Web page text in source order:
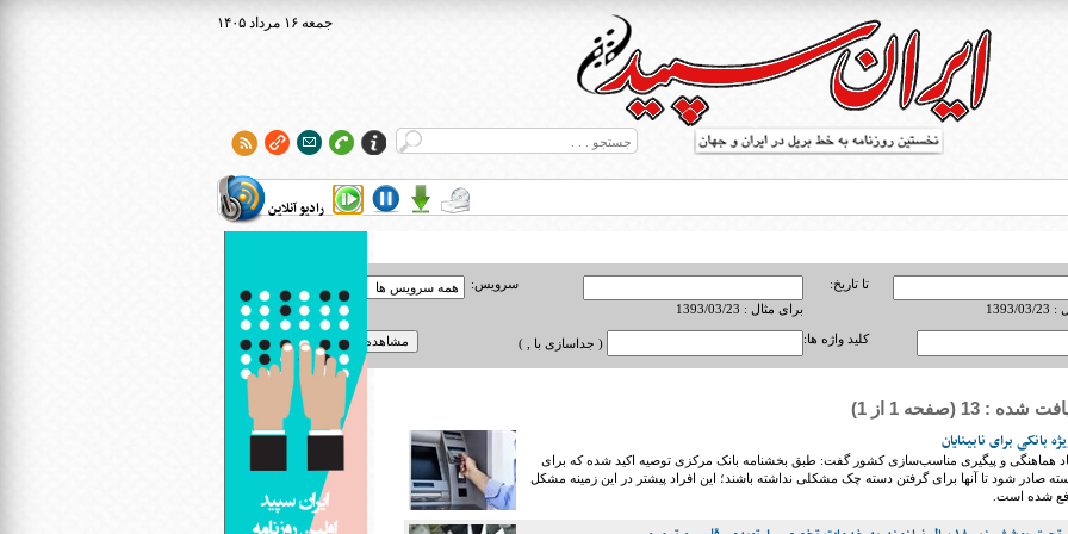
۱۴۰۵ جمعه ۱۶ مرداد
رادیو آنلاین
بریل در جهان
23
تا تاریخ:
برای مثال : 1393/03/23
سرویس:
کلید واژه ها: ( جداسازی با , )
: 13 (صفحه 1 از 1)
بانکی برای نابینایان
هماهنگی و پیگیری مناسب‌سازی کشور گفت: طبق بخشنامه بانک مرکزی توصیه اکید شده که برای
صادر شود تا آنها برای گرفتن دسته چک مشکلی نداشته باشند؛ این افراد پیشتر در این زمینه مشکل
شده است.